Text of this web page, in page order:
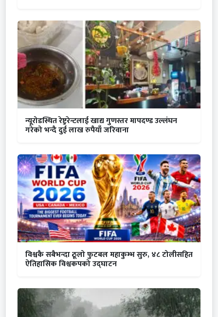
न्यूरोडस्थित रेष्टुरेन्टलाई खाद्य गुणस्तर मापदण्ड उल्लंघन
गरेको भन्दै दुई लाख रुपैयाँ जरिवाना
विश्वकै सबैभन्दा ठूलो फुटबल महाकुम्भ सुरु, ४८ टोलीसहित
ऐतिहासिक विश्वकपको उद्घाटन